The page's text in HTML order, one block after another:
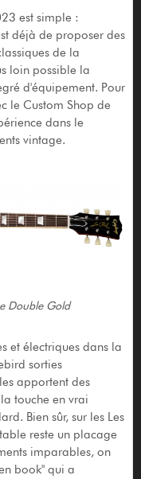
est simple :
déjà de proposer des
de la
loin possible la
d'équipement. Pour
le Custom Shop de
dans le
vintage.
Double Gold
et électriques dans la
sorties
apportent des
touche en vrai
Bien sûr, sur les Les
reste un placage
imparables, on
book" qui a